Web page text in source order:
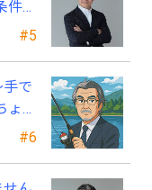
#5
通
#6
で
っ